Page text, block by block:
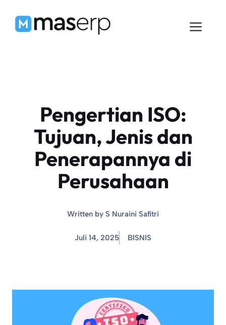
Pengertian ISO:
Tujuan, Jenis dan
Penerapannya di
Perusahaan
Written by S Nuraini Safitri
Juli 14, 2025 BISNIS